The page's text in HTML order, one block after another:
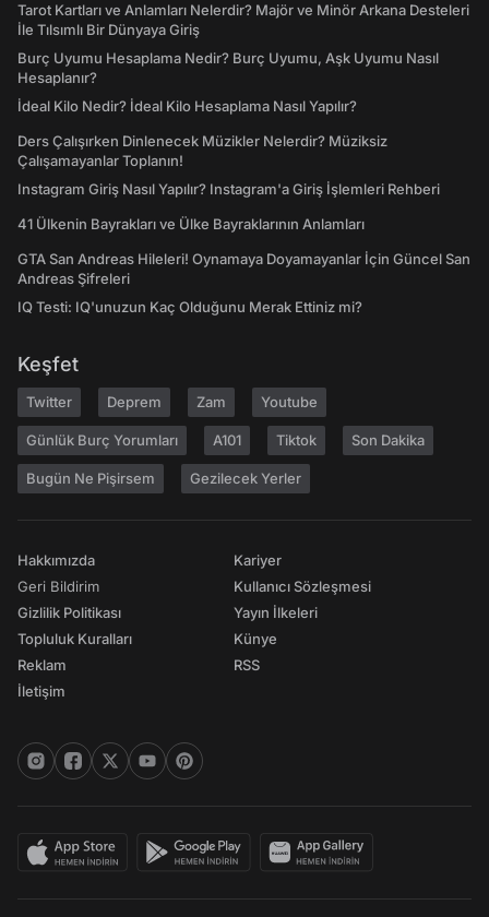
Tarot Kartları ve Anlamları Nelerdir? Majör ve Minör Arkana Desteleri
İle Tılsımlı Bir Dünyaya Giriş
Burç Uyumu Hesaplama Nedir? Burç Uyumu, Aşk Uyumu Nasıl
Hesaplanır?
İdeal Kilo Nedir? İdeal Kilo Hesaplama Nasıl Yapılır?
Ders Çalışırken Dinlenecek Müzikler Nelerdir? Müziksiz
Çalışamayanlar Toplanın!
Instagram Giriş Nasıl Yapılır? Instagram'a Giriş İşlemleri Rehberi
41 Ülkenin Bayrakları ve Ülke Bayraklarının Anlamları
GTA San Andreas Hileleri! Oynamaya Doyamayanlar İçin Güncel San
Andreas Şifreleri
IQ Testi: IQ'unuzun Kaç Olduğunu Merak Ettiniz mi?
Keşfet
Twitter Deprem Zam Youtube
Günlük Burç Yorumları A101 Tiktok Son Dakika
Bugün Ne Pişirsem Gezilecek Yerler
Hakkımızda
Geri Bildirim
Gizlilik Politikası
Topluluk Kuralları
Reklam
İletişim
Kariyer
Kullanıcı Sözleşmesi
Yayın İlkeleri
Künye
RSS